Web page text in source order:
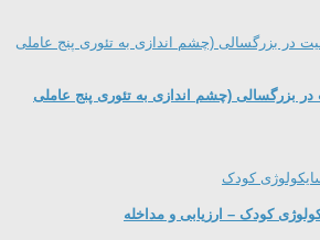
بزرگسالی (چشم اندازی به تئوری پنج عاملی
کودک – ارزیابی و مداخله